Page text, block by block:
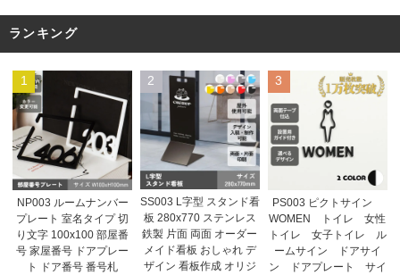
ランキング
1
NP003 ルームナンバー
プレート 室名タイプ 切
り文字 100x100 部屋番
号 家屋番号 ドアプレー
ト ドア番号 番号札
2
SS003 L字型 スタンド看
板 280x770 ステンレス
鉄製 片面 両面 オーダー
メイド看板 おしゃれ デ
ザイン 看板作成 オリジ
3
PS003 ピクトサイン
WOMEN トイレ 女性
トイレ 女子トイレ ル
ームサイン ドアサイ
ン ドアプレート サイ